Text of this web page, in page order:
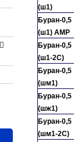
(ш1)
Буран-0,5
(ш1) АМР
Буран-0,5
(ш1-2С)
Буран-0,5
(шм1)
Буран-0,5
(шж1)
Буран-0,5
(шм1-2С)